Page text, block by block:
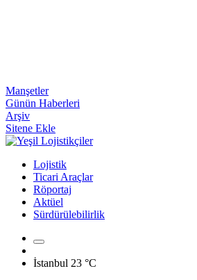
Manşetler
Günün Haberleri
Arşiv
Sitene Ekle
Lojistik
Ticari Araçlar
Röportaj
Aktüel
Sürdürülebilirlik
İstanbul 23 °C